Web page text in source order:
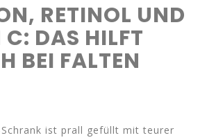
RETINOL UND
DAS HILFT
BEI FALTEN
Schrank ist prall gefüllt mit teurer